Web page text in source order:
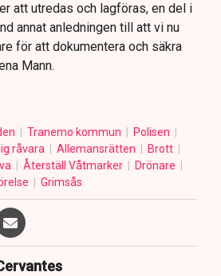
att utredas och lagföras, en del i
annat anledningen till att vi nu
för att dokumentera och säkra
Mann.
Tranemo kommun
Polisen
råvara
Allemansrätten
Brott
Återställ Våtmarker
Drönare
Grimsås